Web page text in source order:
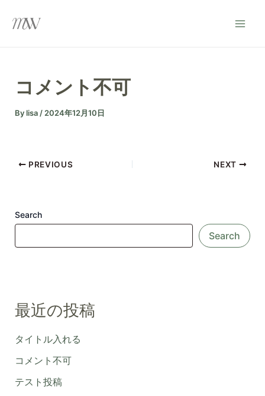
コメント不可
Bylisa / 2024年12月10日
navigation
PREVIOUS NEXT
Search
Search
最近の投稿
タイトル入れる
コメント不可
テスト投稿